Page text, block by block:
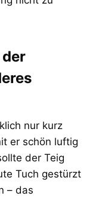
nur kurz
er schön luftig
der Teig
Tuch gestürzt
– das